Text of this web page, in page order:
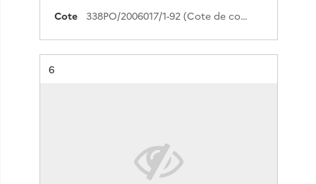
Cote
338PO/2006017/1-92 (Cote de commande)
Résultat n°
6